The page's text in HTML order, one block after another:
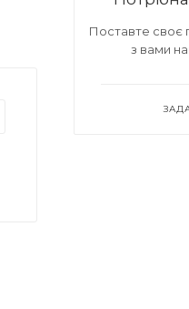
Поставте своє
з вами